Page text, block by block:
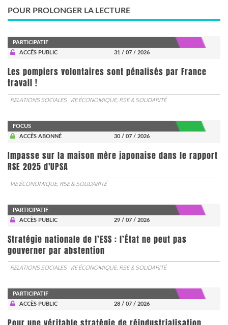
POUR PROLONGER LA LECTURE
PARTICIPATIF
ACCÈS PUBLIC
31 / 07 / 2026
Les pompiers volontaires sont pénalisés par France
travail !
RELATIONS SOCIALES VIE ÉCONOMIQUE, RSE & SOLIDARITÉ
FOCUS
ACCÈS ABONNÉ
30 / 07 / 2026
Impasse sur la maison mère japonaise dans le rapport
RSE 2025 d'UPSA
VIE ÉCONOMIQUE, RSE & SOLIDARITÉ
PARTICIPATIF
ACCÈS PUBLIC
29 / 07 / 2026
Stratégie nationale de l’ESS : l’État ne peut pas
gouverner par abstention
RELATIONS SOCIALES VIE ÉCONOMIQUE, RSE & SOLIDARITÉ
PARTICIPATIF
ACCÈS PUBLIC
28 / 07 / 2026